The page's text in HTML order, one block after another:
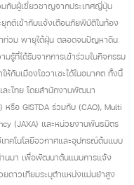
กับผู้เชี่ยวชาญจากประเทศญี่ปุ่น
กต์เข้ากับแจ้งเตือนภัยพิบัติในท้อง
ท่วม พายุใต้ฝุ่น ตลอดจนปัญหาดิน
รู้ที่ได้รับจากการเข้าร่วมในกิจกรรม
กับเมืองโอวาเซะได้ในอนาคต ทั้งนี้
ะไทย โดยสำนักงานพัฒนา
รือ GISTDA ร่วมกับ (CAO), Multi
(JAXA) และหน่วยงานพันธมิตร
คโนโลยีอวกาศและอุปกรณ์ต้นแบบ
านมา เพื่อพัฒนาต้นแบบการแจ้ง
ดาวเทียมระบุตำแหน่งแม่นยำสูง